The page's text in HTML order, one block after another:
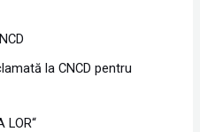
la CNCD pentru
LOR“